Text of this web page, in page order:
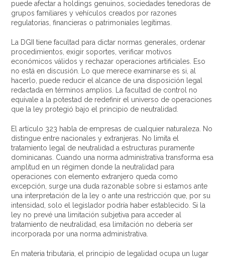
puede afectar a holdings genuinos, sociedades tenedoras de
grupos familiares y vehículos creados por razones
regulatorias, financieras o patrimoniales legítimas.
La DGII tiene facultad para dictar normas generales, ordenar
procedimientos, exigir soportes, verificar motivos
económicos válidos y rechazar operaciones artificiales. Eso
no está en discusión. Lo que merece examinarse es si, al
hacerlo, puede reducir el alcance de una disposición legal
redactada en términos amplios. La facultad de control no
equivale a la potestad de redefinir el universo de operaciones
que la ley protegió bajo el principio de neutralidad.
El artículo 323 habla de empresas de cualquier naturaleza. No
distingue entre nacionales y extranjeras. No limita el
tratamiento legal de neutralidad a estructuras puramente
dominicanas. Cuando una norma administrativa transforma esa
amplitud en un régimen donde la neutralidad para
operaciones con elemento extranjero queda como
excepción, surge una duda razonable sobre si estamos ante
una interpretación de la ley o ante una restricción que, por su
intensidad, solo el legislador podría haber establecido. Si la
ley no prevé una limitación subjetiva para acceder al
tratamiento de neutralidad, esa limitación no debería ser
incorporada por una norma administrativa.
En materia tributaria, el principio de legalidad ocupa un lugar